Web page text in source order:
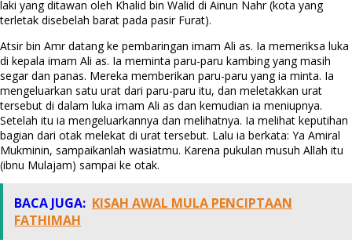
laki yang ditawan oleh Khalid bin Walid di Ainun Nahr (kota yang
terletak disebelah barat pada pasir Furat).
Atsir bin Amr datang ke pembaringan imam Ali as. Ia memeriksa luka
di kepala imam Ali as. Ia meminta paru-paru kambing yang masih
segar dan panas. Mereka memberikan paru-paru yang ia minta. Ia
mengeluarkan satu urat dari paru-paru itu, dan meletakkan urat
tersebut di dalam luka imam Ali as dan kemudian ia meniupnya.
Setelah itu ia mengeluarkannya dan melihatnya. Ia melihat keputihan
bagian dari otak melekat di urat tersebut. Lalu ia berkata: Ya Amiral
Mukminin, sampaikanlah wasiatmu. Karena pukulan musuh Allah itu
(ibnu Mulajam) sampai ke otak.
BACA JUGA: KISAH AWAL MULA PENCIPTAAN
FATHIMAH